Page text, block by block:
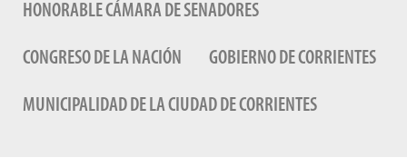
HONORABLE CÁMARA DE SENADORES
CONGRESO DE LA NACIÓN GOBIERNO DE CORRIENTES
MUNICIPALIDAD DE LA CIUDAD DE CORRIENTES